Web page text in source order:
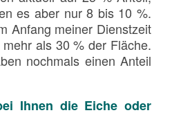
es aber nur 8 bis 10 %.
Anfang meiner Dienstzeit
als 30 % der Fläche.
nochmals einen Anteil
Ihnen die Eiche oder